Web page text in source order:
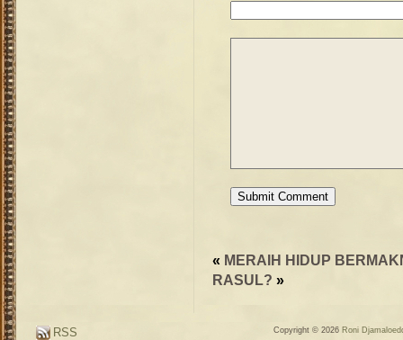
« MERAIH HIDUP
RASUL? »
Copyright © 2026 Roni
RSS